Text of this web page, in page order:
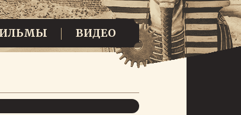
ВИДЕО